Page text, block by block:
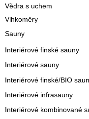
Vědra s uchem
Vlhkoměry
Sauny
Interiérové finské sauny
Interiérové sauny
Interiérové finské/BIO
Interiérové infrasauny
Interiérové kombinované